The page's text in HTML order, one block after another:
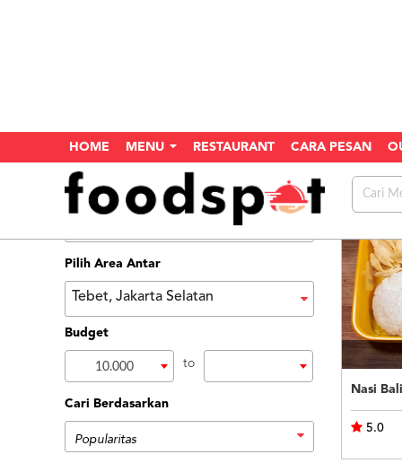
HOME MENU RESTAURANT CARA PESAN
Home Search
Menu
Pilih Area Antar
Tebet, Jakarta Selatan
Budget
10.000 to
Cari Berdasarkan
Nasi Bali
5.0